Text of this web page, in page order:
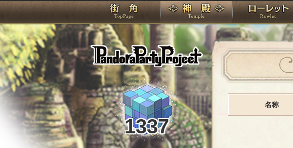
PandoraPartyProject
TOP 神殿
1337
名称